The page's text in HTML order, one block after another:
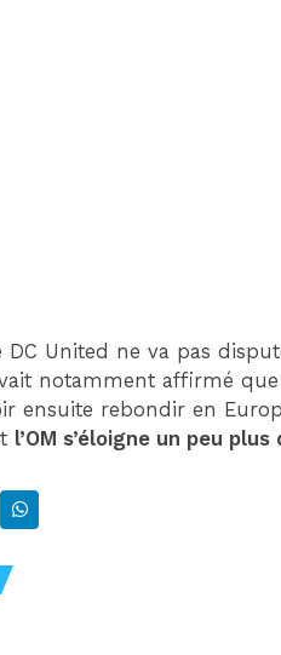
DC United ne va pas
notamment affirmé
ensuite rebondir en
l’OM s’éloigne un peu